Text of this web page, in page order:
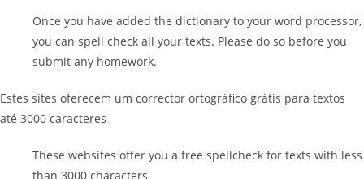
Once you have added the dictionary to your word processor,
you can spell check all your texts. Please do so before you
submit any homework.
Estes sites oferecem um corrector ortográfico grátis para textos
até 3000 caracteres
These websites offer you a free spellcheck for texts with less
than 3000 characters